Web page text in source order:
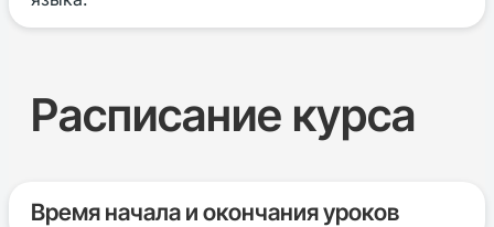
Расписание курса
Время начала и окончания уроков